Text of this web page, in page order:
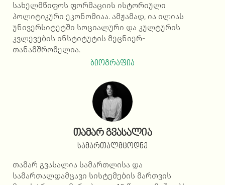
სახელმწიფოს ფორმაციის ისტორიული
პოლიტიკური ეკონომიაა. ამჟამად, ია ილიას
უნივერსიტეტში სოციალური და კულტურის
კვლევების ინსტიტუტის მეცნიერ-
თანამშრომელია.
ბიოგრაფია
თამარ გვასალია
სამართალმცოდნე
თამარ გვასალია სამართლისა და
სამართალდამცავი სისტემების მართვის